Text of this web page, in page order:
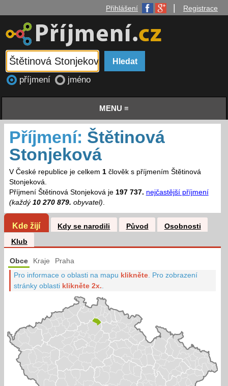
Přihlášení Registrace
příjmení jméno
MENU ≡
Příjmení: Štětinová
Stonjeková
V České republice je celkem 1člověk s příjmením Štětinová
Stonjeková.
Příjmení Štětinová Stonjeková je 197 737. nejčastější příjmení
(každý 10 270 879. obyvatel).
Kde žijí Kdy se narodili Původ
Osobnosti
Klub
Obce Kraje Praha
Pro informace o oblasti na mapu klikněte Pro zobrazení
stránky oblasti klikněte 2x.